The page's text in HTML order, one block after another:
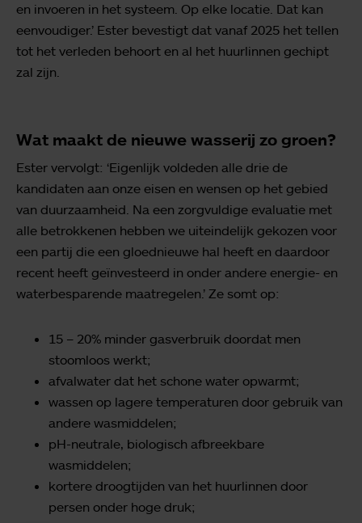
en invoeren in het systeem. Op elke locatie. Dat kan
eenvoudiger.’ Ester bevestigt dat vanaf 2025 het tellen
tot het verleden behoort en al het huurlinnen gechipt
zal zijn.
Wat maakt de nieuwe wasserij zo groen?
Ester vervolgt: ‘Eigenlijk voldeden alle drie de
kandidaten aan onze eisen en wensen op het gebied
van duurzaamheid. Na een zorgvuldige evaluatie met
alle betrokkenen hebben we uiteindelijk gekozen voor
een partij die een gloednieuwe hal heeft en daardoor
recent heeft geïnvesteerd in onder andere energie- en
waterbesparende maatregelen.’ Ze somt op:
15 – 20% minder gasverbruik doordat men
stoomloos werkt;
afvalwater dat het schone water opwarmt;
wassen op lagere temperaturen door gebruik van
andere wasmiddelen;
pH-neutrale, biologisch afbreekbare
wasmiddelen;
kortere droogtijden van het huurlinnen door
persen onder hoge druk;